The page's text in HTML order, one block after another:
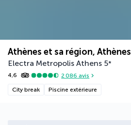
Athènes et sa région, Athènes
Electra Metropolis Athens 5*
4,6 2 086 avis
City break Piscine extérieure